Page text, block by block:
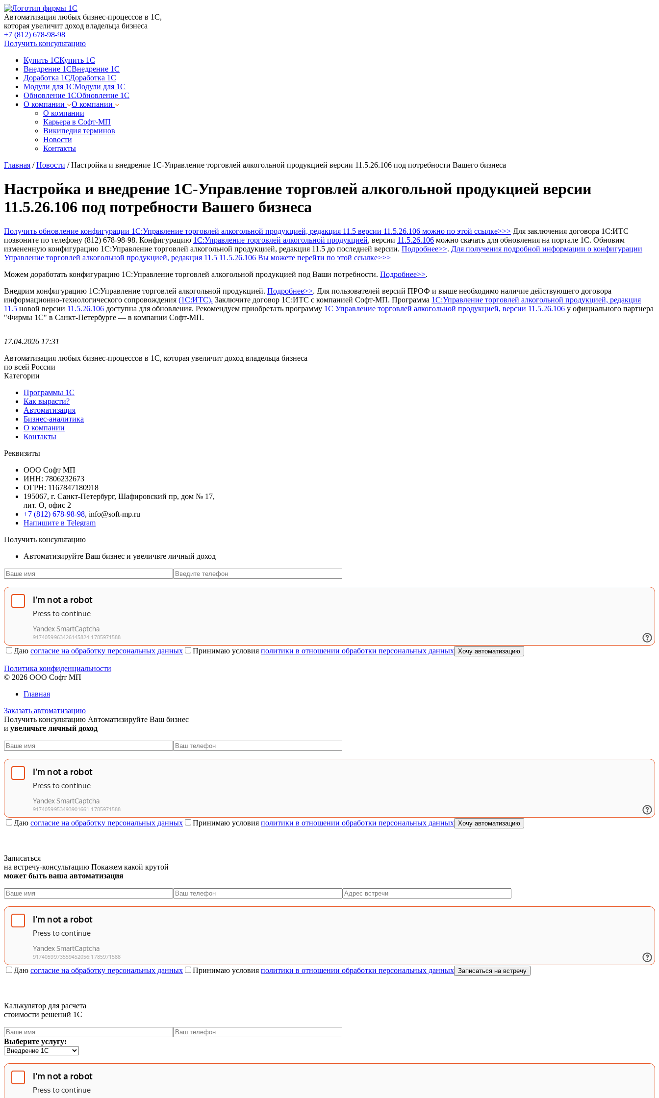
Автоматизация любых бизнес-процессов в 1С,
которая увеличит доход владельца бизнеса
+7 (812) 678-98-98
Получить консультацию
Купить 1СКупить 1С
Внедрение 1СВнедрение 1С
Доработка 1СДоработка 1С
Модули для 1СМодули для 1С
Обновление 1СОбновление 1С
О компании
О компании
О компании
Карьера в Софт-МП
Википедия терминов
Новости
Контакты
Главная /Новости /Настройка и внедрение 1С-Управление торговлей алкогольной продукцией версии 11.5.26.106 под потребности Вашего бизнеса
Настройка и внедрение 1С-Управление торговлей алкогольной продукцией версии
11.5.26.106 под потребности Вашего бизнеса
Получить обновление конфигурации 1С:Управление торговлей алкогольной продукцией, редакция 11.5 версии 11.5.26.106 можно по этой ссылке>>> Для заключения договора 1С:ИТС
позвоните по телефону (812) 678-98-98. Конфигурацию 1С:Управление торговлей алкогольной продукцией, версии 11.5.26.106 можно скачать для обновления на портале 1С. Обновим
измененную конфигурацию 1С:Управление торговлей алкогольной продукцией, редакция 11.5 до последней версии. Подробнее>>. Для получения подробной информации о конфигурации
Управление торговлей алкогольной продукцией, редакция 11.5 11.5.26.106 Вы можете перейти по этой ссылке>>>
Можем доработать конфигурацию 1С:Управление торговлей алкогольной продукцией под Ваши потребности. Подробнее>>.
Внедрим конфигурацию 1С:Управление торговлей алкогольной продукцией. Подробнее>>. Для пользователей версий ПРОФ и выше необходимо наличие действующего договора
информационно-технологического сопровождения (1С:ИТС). Заключите договор 1С:ИТС с компанией Софт-МП. Программа 1С:Управление торговлей алкогольной продукцией, редакция
11.5 новой версии 11.5.26.106 доступна для обновления. Рекомендуем приобретать программу 1С Управление торговлей алкогольной продукцией, версии 11.5.26.106 у официального партнера
"Фирмы 1С" в Санкт-Петербурге — в компании Софт-МП.
17.04.2026 17:31
Автоматизация любых бизнес-процессов в 1С, которая увеличит доход владельца бизнеса
по всей России
Категории
Программы 1С
Как вырасти?
Автоматизация
Бизнес-аналитика
О компании
Контакты
Реквизиты
ООО Софт МП
ИНН: 7806232673
ОГРН: 1167847180918
195067, г. Санкт-Петербург, Шафировский пр, дом № 17,
лит. О, офис 2
+7 (812) 678-98-98, info@soft-mp.ru
Напишите в Telegram
Получить консультацию
Автоматизируйте Ваш бизнес и увеличьте личный доход
Даю согласие на обработку персональных данных Принимаю условия политики в отношении обработки персональных данных Хочу автоматизацию
Политика конфиденциальности
© 2026 ООО Софт МП
Главная
Заказать автоматизацию
Получить консультацию Автоматизируйте Ваш бизнес
и увеличьте личный доход
Даю согласие на обработку персональных данных Принимаю условия политики в отношении обработки персональных данных Хочу автоматизацию
Записаться
на встречу-консультацию Покажем какой крутой
может быть ваша автоматизация
Даю согласие на обработку персональных данных Принимаю условия политики в отношении обработки персональных данных Записаться на встречу
Калькулятор для расчета
стоимости решений 1C
Выберите услугу: